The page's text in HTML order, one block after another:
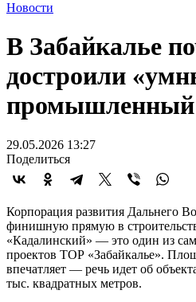
Новости
В Забайкалье
достроили
промышленный
29.05.2026 13:27
Поделиться
Корпорация развития Дальнего
финишную прямую в
«Кадалинский» — это один из
проектов ТОР «Забайкалье».
впечатляет — речь идет об
тыс. квадратных метров.